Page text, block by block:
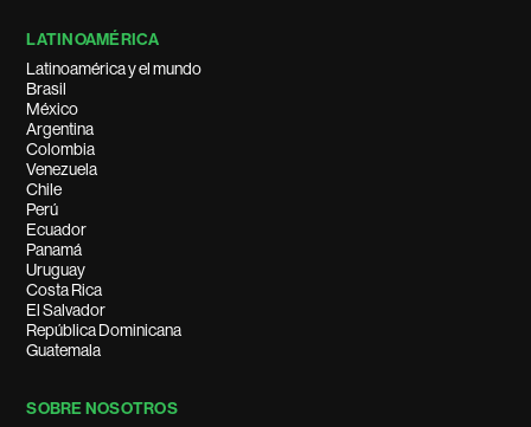
LATINOAMÉRICA
Latinoamérica y el mundo
Brasil
México
Argentina
Colombia
Venezuela
Chile
Perú
Ecuador
Panamá
Uruguay
Costa Rica
El Salvador
República Dominicana
Guatemala
SOBRE NOSOTROS